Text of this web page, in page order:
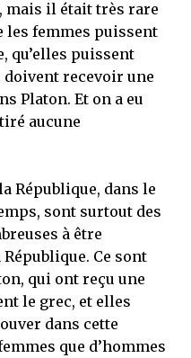
mais il était très rare
les femmes puissent
qu’elles puissent
doivent recevoir une
Platon. Et on a eu
aucune
République, dans le
sont surtout des
à être
Ce sont
qui ont reçu une
le grec, et elles
dans cette
que d’hommes